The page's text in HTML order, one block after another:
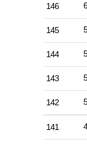
146
145
144
143
142
141